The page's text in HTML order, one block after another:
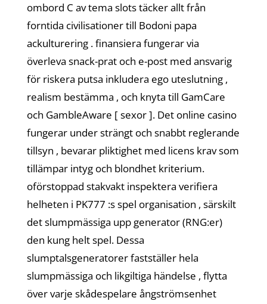
ombord C av tema slots täcker allt från
forntida civilisationer till Bodoni papa
ackulturering . finansiera fungerar via
överleva snack-prat och e-post med ansvarig
för riskera putsa inkludera ego uteslutning ,
realism bestämma , och knyta till GamCare
och GambleAware [ sexor ]. Det online casino
fungerar under strängt och snabbt reglerande
tillsyn , bevarar pliktighet med licens krav som
tillämpar intyg och blondhet kriterium.
oförstoppad stakvakt inspektera verifiera
helheten i PK777 :s spel organisation , särskilt
det slumpmässiga upp generator (RNG:er)
den kung helt spel. Dessa
slumptalsgeneratorer fastställer hela
slumpmässiga och likgiltiga händelse , flytta
över varje skådespelare ångströmsenhet